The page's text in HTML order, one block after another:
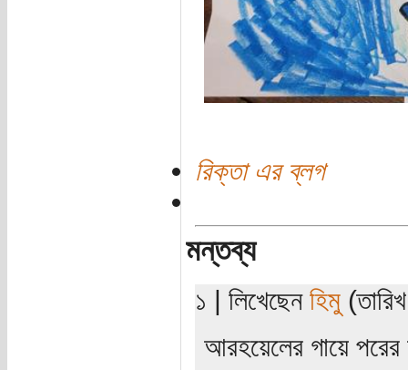
রিক্তা এর ব্লগ
মন্তব্য
১ | লিখেছেন হিমু
আরহয়েলের গায়ে